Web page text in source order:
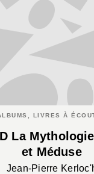
LIVRES À
La
et Méduse
Jean-Pierre